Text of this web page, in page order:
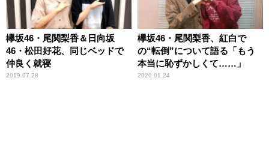
欅坂46・尾関梨香＆日向坂
46・松田好花、同じベッドで
仲良く就寝
2019.07.28
欅坂46・尾関梨香、紅白で
の“転倒”について語る「もう
本当に恥ずかしくて……」
2020.01.24